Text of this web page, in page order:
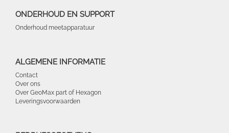
ONDERHOUD EN SUPPORT
Onderhoud meetapparatuur
ALGEMENE INFORMATIE
Contact
Over ons
Over GeoMax part of Hexagon
Leveringsvoorwaarden